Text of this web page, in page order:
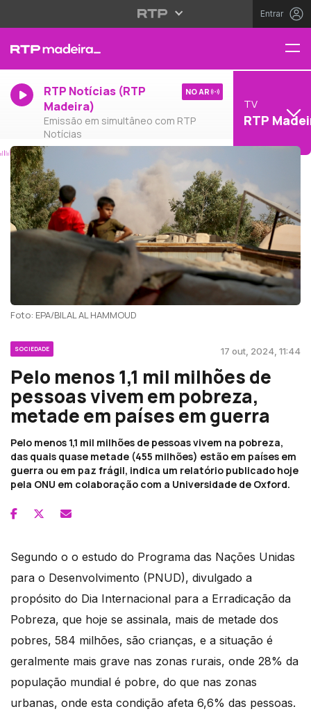
Entrar
RTP Notícias (RTP
Madeira)
Emissão em simultâneo com RTP
Notícias
NO AR
TV
RTP
Foto: EPA/BILAL AL HAMMOUD
SOCIEDADE 17 out, 2024, 11:44
Pelo menos 1,1 mil milhões de
pessoas vivem em pobreza,
metade em países em guerra
Pelo menos 1,1 mil milhões de pessoas vivem na pobreza,
das quais quase metade (455 milhões) estão em países em
guerra ou em paz frágil, indica um relatório publicado hoje
pela ONU em colaboração com a Universidade de Oxford.
Segundo o o estudo do Programa das Nações Unidas
para o Desenvolvimento (PNUD), divulgado a
propósito do Dia Internacional para a Erradicação da
Pobreza, que hoje se assinala, mais de metade dos
pobres, 584 milhões, são crianças, e a situação é
geralmente mais grave nas zonas rurais, onde 28% da
população mundial é pobre, do que nas zonas
urbanas, onde esta condição afeta 6,6% das pessoas.